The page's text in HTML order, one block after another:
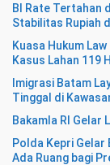
BI Rate Tertahan
Stabilitas Rupiah
Kuasa Hukum
Kasus Lahan 119
Imigrasi Batam
Tinggal di
Bakamla RI Gelar
Polda Kepri
Ada Ruang bagi